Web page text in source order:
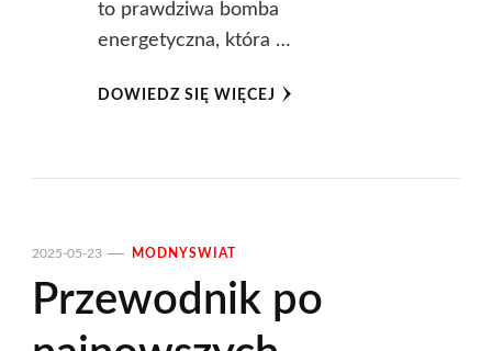
to prawdziwa bomba
energetyczna, która …
DOWIEDZ SIĘ WIĘCEJ
2025-05-23 MODNYSWIAT
Przewodnik po